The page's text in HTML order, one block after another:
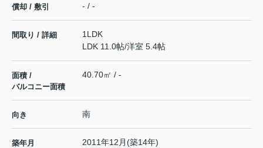
償却 / 敷引 - / -
間取り / 詳細
1LDK
LDK 11.0帖/洋室 5.4帖
面積 /
バルコニー面積
40.70㎡ / -
向き 南
築年月 2011年12月(築14年)